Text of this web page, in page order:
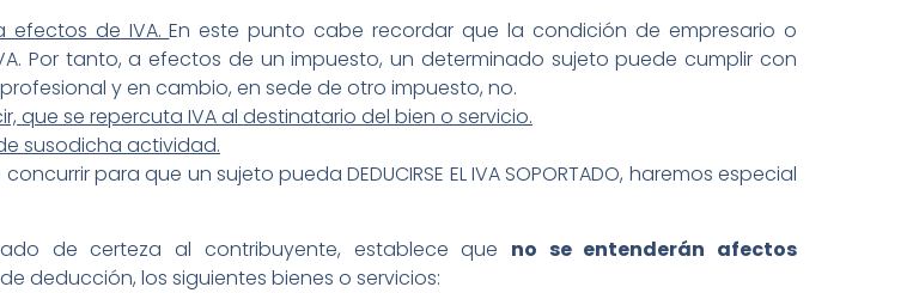
efectos de IVA.En este punto cabe recordar que la condición de empresario o
Por tanto, a efectos de un impuesto, un determinado sujeto puede cumplir con
y en cambio, en sede de otro impuesto, no.
que se repercuta IVA al destinatario del bien o servicio.
susodicha actividad.
para que un sujeto pueda DEDUCIRSE EL IVA SOPORTADO, haremos especial
de certeza al contribuyente, establece que no se entenderán afectos
deducción, los siguientes bienes o servicios: